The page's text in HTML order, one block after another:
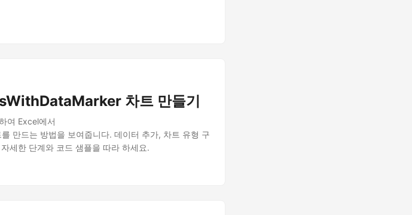
차트 만들기
여 Excel에서
만드는 방법을 보여줍니다. 데이터 추가, 차트 유형 구
세한 단계와 코드 샘플을 따라 하세요.